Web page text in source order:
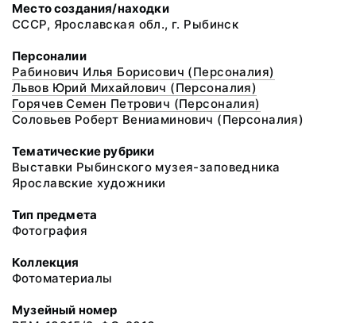
Место создания/находки
СССР, Ярославская обл., г. Рыбинск
Персоналии
Рабинович Илья Борисович (Персоналия)
Львов Юрий Михайлович (Персоналия)
Горячев Семен Петрович (Персоналия)
Соловьев Роберт Вениаминович (Персоналия)
Тематические рубрики
Выставки Рыбинского музея-заповедника
Ярославские художники
Тип предмета
Фотография
Коллекция
Фотоматериалы
Музейный номер